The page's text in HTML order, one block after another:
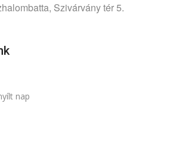
Szivárvány tér 5.
nap